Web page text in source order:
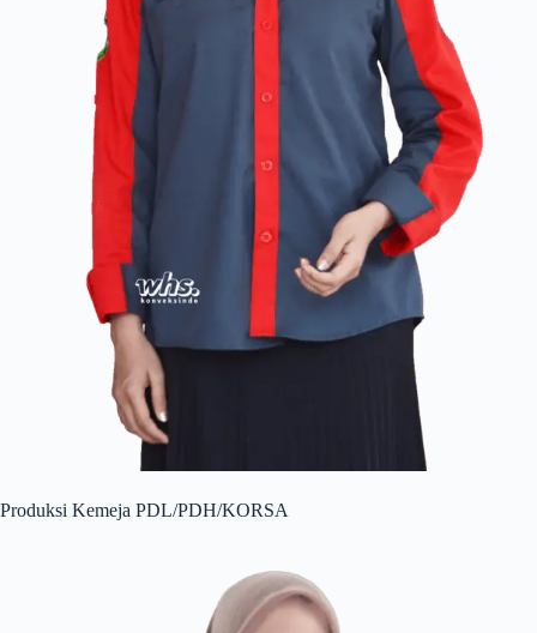
Produksi Kemeja PDL/PDH/KORSA